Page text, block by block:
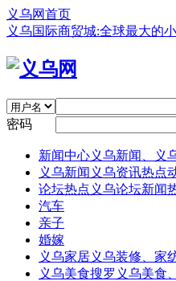
义乌网首页
义乌国际商贸城:全球最大的
密码
新闻中心义乌新闻、义
义乌新闻 义乌资讯热点
论坛热点 义乌论坛新闻
汽车
亲子
婚嫁
义乌家居义乌装修、家
义乌美食搜罗义乌美食